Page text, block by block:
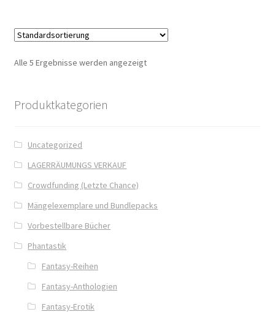
In 50 Tagen zur Mrs. Grey
Jamies Quest – Aufgabe gesucht
Jamies Quest – Oben ist Unten
Kinder / Jugendromane
Liebesromane
Lulea und die Schule der gestohlenen Magie
Lulea und ihre Vertrauten
Alle 5 Ergebnisse werden angezeigt
Produktkategorien
Uncategorized
LAGERRÄUMUNGS VERKAUF
Crowdfunding (Letzte Chance)
Mängelexemplare und Bundlepacks
Vorbestellbare Bücher
Phantastik
Fantasy-Reihen
Fantasy-Anthologien
Fantasy-Erotik